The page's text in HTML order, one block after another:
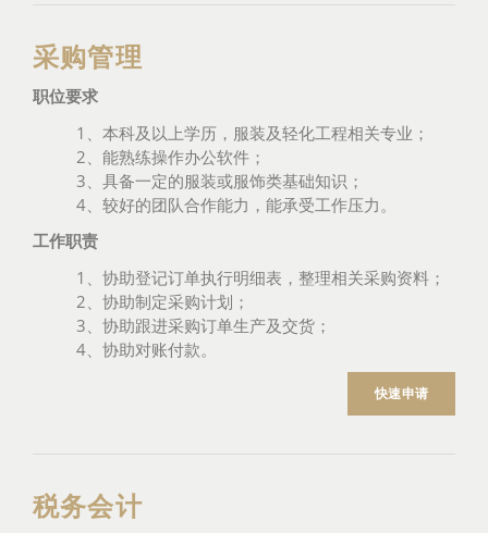
采购管理
职位要求
1、本科及以上学历，服装及轻化工程相关专业；
2、能熟练操作办公软件；
3、具备一定的服装或服饰类基础知识；
4、较好的团队合作能力，能承受工作压力。
工作职责
1、协助登记订单执行明细表，整理相关采购资料；
2、协助制定采购计划；
3、协助跟进采购订单生产及交货；
4、协助对账付款。
快速申请
税务会计